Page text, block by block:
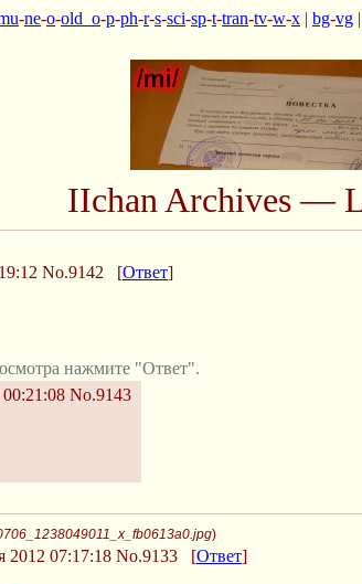
-ne-o-old_o-p-ph-r-s-sci-sp-t-tran-tv-w-x | bg-vg |
IIchan Archives —
No.9142 [Ответ]
нажмите "Ответ".
00:21:08 No.9143
)
07:17:18 No.9133 [Ответ]